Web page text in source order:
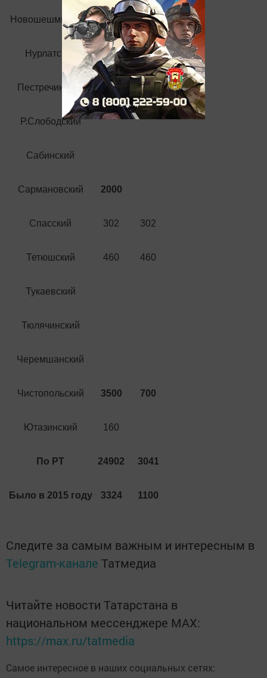
Новошешминский 400
Нурлатский 3907
Пестречинский
Р.Слободский
Сабинский
Сармановский 2000
Спасский 302 302
Тетюшский 460 460
Тукаевский
Тюлячинский
Черемшанский
Чистопольский 3500 700
Ютазинский 160
По РТ 24902 3041
Было в 2015 году 3324 1100
Следите за самым важным и интересным в
Telegram-канале Татмедиа
Читайте новости Татарстана в
национальном мессенджере MАХ:
https://max.ru/tatmedia
Самое интересное в наших социальных сетях: